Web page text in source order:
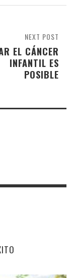
NEXT POST
EL CÁNCER
INFANTIL ES
POSIBLE